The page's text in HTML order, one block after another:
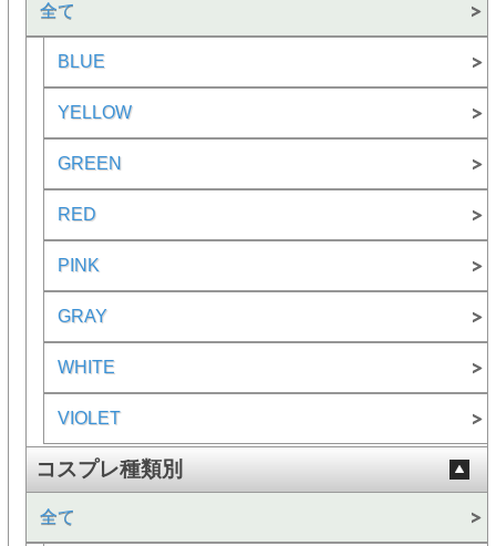
全て
BLUE
YELLOW
GREEN
RED
PINK
GRAY
WHITE
VIOLET
コスプレ種類別
全て